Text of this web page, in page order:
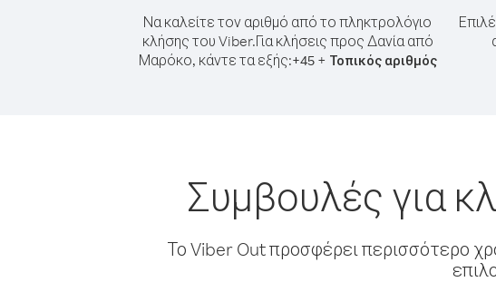
Να καλείτε τον αριθμό από το πληκτρολόγιο
κλήσης του Viber.Για κλήσεις προς Δανία από
Μαρόκο, κάντε τα εξής:+45+ Τοπικός αριθμός
Συμβουλές για
Το Viber Out προσφέρει περισσότερο